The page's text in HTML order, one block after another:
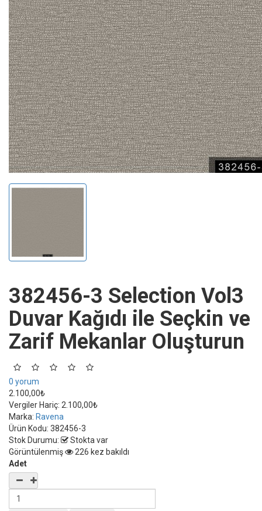
382456-3 Selection Vol3
Duvar Kağıdı ile Seçkin ve
Zarif Mekanlar Oluşturun
0 yorum
2.100,00₺
Vergiler Hariç: 2.100,00₺
Marka: Ravena
Ürün Kodu: 382456-3
Stok Durumu:
Stokta var
Görüntülenmiş
226 kez bakıldı
Adet